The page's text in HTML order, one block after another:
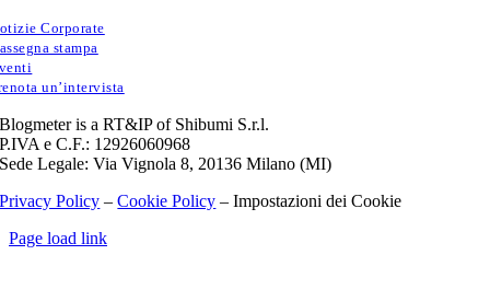
Corporate
stampa
un’intervista
Blogmeter is a RT&IP of Shibumi S.r.l.
P.IVA e C.F.: 12926060968
Sede Legale: Via Vignola 8, 20136 Milano (MI)
Privacy Policy –Cookie Policy –Impostazioni dei Cookie
Page load link